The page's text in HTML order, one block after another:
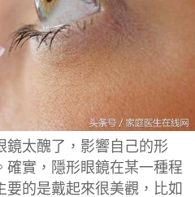
鏡太醜了，影響自己的形
確實，隱形眼鏡在某一種程
的是戴起來很美觀，比如